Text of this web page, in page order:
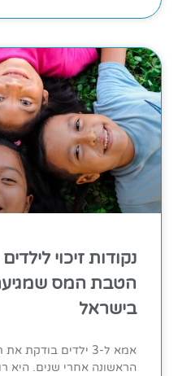
נקודות זיכוי
הטבת המס
בישראל
אמא ל-3 ילדים